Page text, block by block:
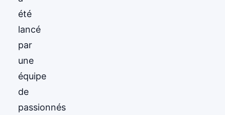
été
lancé
par
une
équipe
de
passionnés